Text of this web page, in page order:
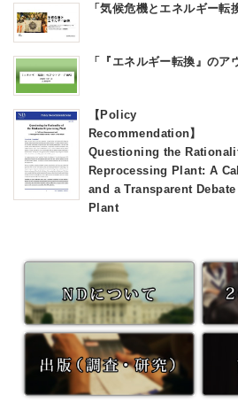
「気候危機とエネルギー転
「『エネルギー転換』の
【Policy
Questioning the
Reprocessing Plant: A
and a Transparent
Plant